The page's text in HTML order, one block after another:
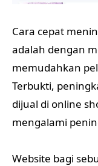
Cara cepat
adalah dengan
memudahkan
Terbukti,
dijual di online
mengalami
Website bagi